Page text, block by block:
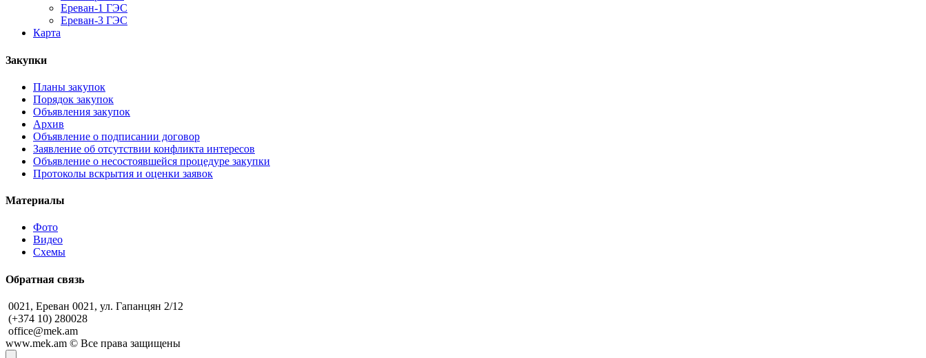
Ереван-1 ГЭС
Ереван-3 ГЭС
Карта
Закупки
Планы закупок
Порядок закупок
Объявления закупок
Архив
Объявление о подписании договор
Заявление об отсутствии конфликта интересов
Объявление о несостоявшейся процедуре закупки
Протоколы вскрытия и оценки заявок
Материалы
Фото
Видео
Схемы
Обратная связь
0021, Ереван 0021, ул. Гапанцян 2/12
(+374 10) 280028
office@mek.am
www.mek.am © Все права защищены